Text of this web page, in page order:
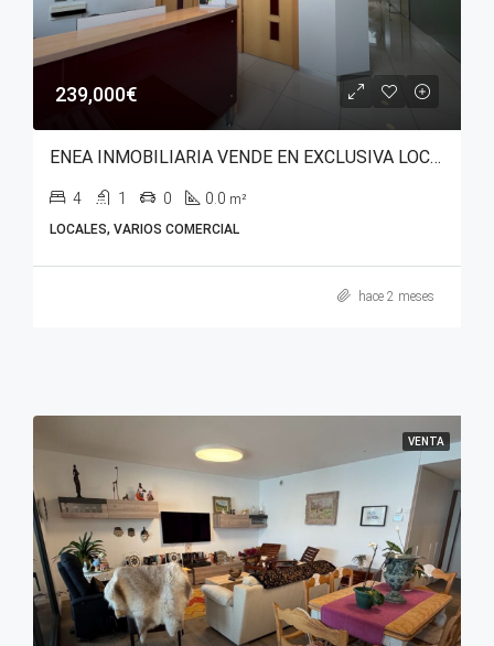
239,000€
ENEA INMOBILIARIA VENDE EN EXCLUSIVA LOCAL COMERCIAL CON USO DE EQUIPAMIENTO SANITARIO EN AVENIDA ZABALGANA.
4 1 0 0.0 m²
LOCALES, VARIOS COMERCIAL
hace 2 meses
VENTA